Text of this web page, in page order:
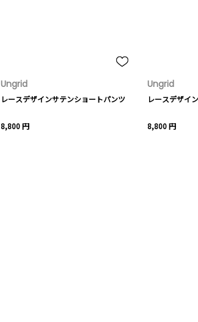
Ungrid
レースデザインサテンショートパンツ
8,800 円
Ungrid
レースデザイ
8,800 円